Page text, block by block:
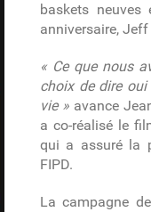
baskets
anniversaire, Jeff
« Ce que nous
choix de dire
vie » avance
a co-réalisé le
qui a assuré la
FIPD.
La campagne